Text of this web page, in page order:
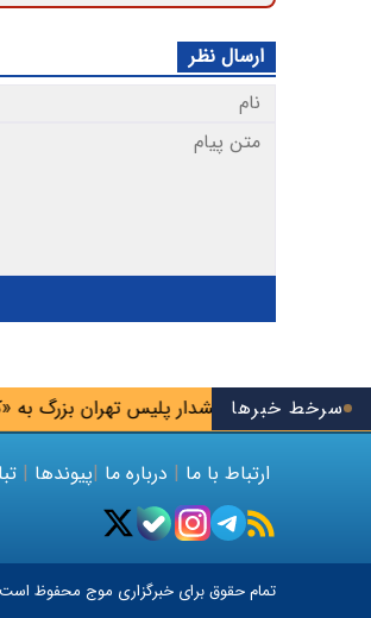
سرخط خبرهاهشدار پلیس تهران بزرگ به بپذیرد
ارسال نظر
ارتباط با ما | درباره ما |پیوندها |
تمام حقوق برای خبرگزاری موج محفوظ است.